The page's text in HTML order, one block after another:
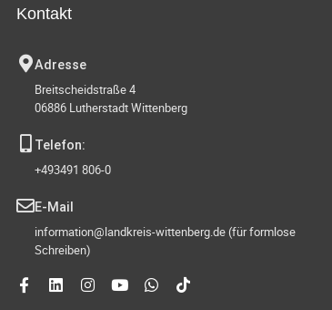
Kontakt
Adresse
Breitscheidstraße 4
06886 Lutherstadt Wittenberg
Telefon:
+493491 806-0
E-Mail
information@landkreis-wittenberg.de (für formlose
Schreiben)